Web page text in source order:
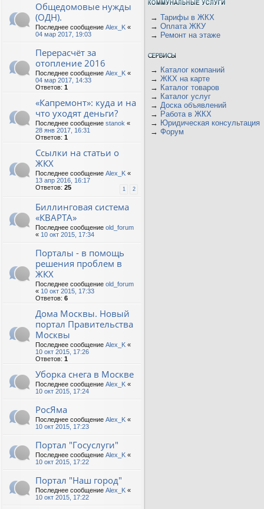
Общедомовые нужды
(ОДН).
Последнее сообщение Alex_K «
04 мар 2017, 19:03
Перерасчёт за
отопление 2016
Последнее сообщение Alex_K «
04 мар 2017, 14:33
Ответов: 1
«Капремонт»: куда и на
что уходят деньги?
Последнее сообщение stanok «
28 янв 2017, 16:31
Ответов: 1
Ссылки на статьи о
ЖКХ
Последнее сообщение Alex_K «
13 апр 2016, 16:17
Ответов: 25 1 2
Биллинговая система
«КВАРТА»
Последнее сообщение old_forum
« 10 окт 2015, 17:34
Порталы - в помощь
решения проблем в
ЖКХ
Последнее сообщение old_forum
« 10 окт 2015, 17:33
Ответов: 6
Дома Москвы. Новый
портал Правительства
Москвы
Последнее сообщение Alex_K «
10 окт 2015, 17:26
Ответов: 1
Уборка снега в Москве
Последнее сообщение Alex_K «
10 окт 2015, 17:24
РосЯма
Последнее сообщение Alex_K «
10 окт 2015, 17:23
Портал "Госуслуги"
Последнее сообщение Alex_K «
10 окт 2015, 17:22
Портал "Наш город"
Последнее сообщение Alex_K «
10 окт 2015, 17:22
→ Тарифы в ЖКХ
→ Оплата ЖКУ
→ Ремонт на этаже
→ Каталог компаний
→ ЖКХ на карте
→ Каталог товаров
→ Каталог услуг
→ Доска объявлений
→ Работа в ЖКХ
→ Юридическая консультация
→ Форум